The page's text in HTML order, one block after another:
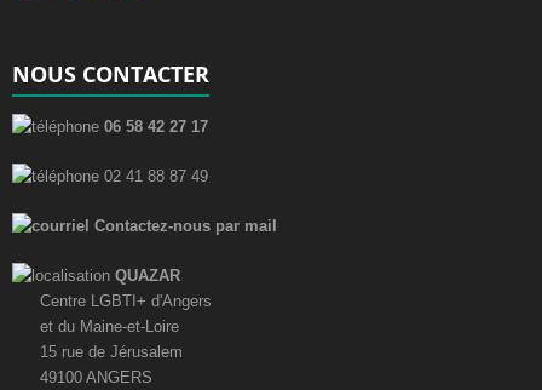
NOUS CONTACTER
06 58 42 27 17
02 41 88 87 49
Contactez-nous par mail
QUAZAR
Centre LGBTI+ d'Angers
et du Maine-et-Loire
15 rue de Jérusalem
49100 ANGERS